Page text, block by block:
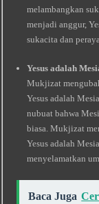
melambangkan
menjadi anggur,
sukacita dan
Yesus adalah
Mukjizat
Yesus adalah
nubuat bahwa
biasa. Mukjizat
Yesus adalah
menyelamatkan
Baca Juga